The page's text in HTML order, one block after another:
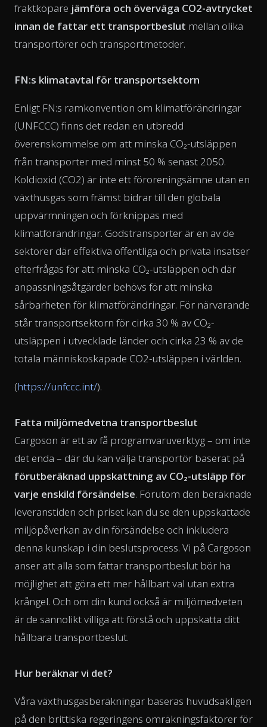
fraktköpare jämföra och överväga CO2-avtrycket
innan de fattar ett transportbeslut mellan olika
transportörer och transportmetoder.
FN:s klimatavtal för transportsektorn
Enligt FN:s ramkonvention om klimatförändringar
(UNFCCC) finns det redan en utbredd
överenskommelse om att minska CO₂-utsläppen
från transporter med minst 50 % senast 2050.
Koldioxid (CO2) är inte ett föroreningsämne utan en
växthusgas som främst bidrar till den globala
uppvärmningen och förknippas med
klimatförändringar. Godstransporter är en av de
sektorer där effektiva offentliga och privata insatser
efterfrågas för att minska CO₂-utsläppen och där
anpassningsåtgärder behövs för att minska
sårbarheten för klimatförändringar. För närvarande
står transportsektorn för cirka 30 % av CO₂-
utsläppen i utvecklade länder och cirka 23 % av de
totala människoskapade CO2-utsläppen i världen.
(https://unfccc.int/).
Fatta miljömedvetna transportbeslut
Cargoson är ett av få programvaruverktyg – om inte
det enda – där du kan välja transportör baserat på
förutberäknad uppskattning av CO₂-utsläpp för
varje enskild försändelse. Förutom den beräknade
leveranstiden och priset kan du se den uppskattade
miljöpåverkan av din försändelse och inkludera
denna kunskap i din beslutsprocess. Vi på Cargoson
anser att alla som fattar transportbeslut bör ha
möjlighet att göra ett mer hållbart val utan extra
krångel. Och om din kund också är miljömedveten
är de sannolikt villiga att förstå och uppskatta ditt
hållbara transportbeslut.
Hur beräknar vi det?
Våra växthusgasberäkningar baseras huvudsakligen
på den brittiska regeringens omräkningsfaktorer för